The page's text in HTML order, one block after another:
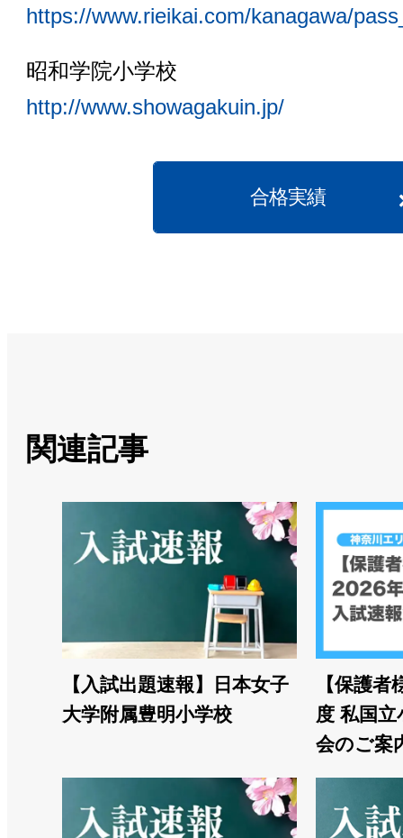
https://www.rieikai.com/kanagawa/
昭和学院小学校
http://www.showagakuin.jp/
合格実績
関連記事
【入試出題速報】日本女子
大学附属豊明小学校
【保護
度 私国立
会のご案